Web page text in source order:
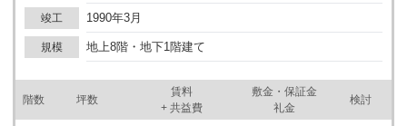
フィスへのスムーズなアクセスを可能にしています。 オフィスフロ
アは、個別空調、男女別トイレ、光ケーブルなど、ビジネスの効率
を最大限に引き出す設備が整っています。ビル内には機械式の駐車
場も併設されており、車での通勤にも便利です。1階には京橋K2ビ
ル内郵便局もあり、ビジネスにおける郵便の取り扱いに便利です。
ロケーションは、最寄り駅である京橋駅から徒歩圏内にあり、大阪
市内や周辺地域へのアクセスに非常に優れています。さらに、ビル
竣工 1990年3月
規模 地上8階・地下1階建て
階数 坪数
賃料
+ 共益費
敷金・保証金
礼金
検討